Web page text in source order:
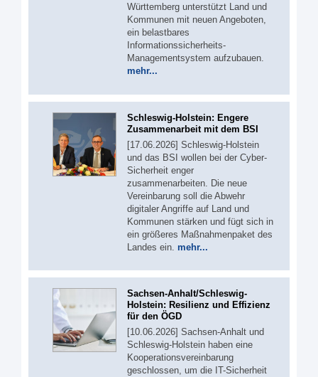
Württemberg unterstützt Land und
Kommunen mit neuen Angeboten,
ein belastbares
Informationssicherheits-
Managementsystem aufzubauen.
mehr...
Schleswig-Holstein: Engere
Zusammenarbeit mit dem BSI
[17.06.2026] Schleswig-Holstein
und das BSI wollen bei der Cyber-
Sicherheit enger
zusammenarbeiten. Die neue
Vereinbarung soll die Abwehr
digitaler Angriffe auf Land und
Kommunen stärken und fügt sich in
ein größeres Maßnahmenpaket des
Landes ein. mehr...
Sachsen-Anhalt/Schleswig-
Holstein: Resilienz und Effizienz
für den ÖGD
[10.06.2026] Sachsen-Anhalt und
Schleswig-Holstein haben eine
Kooperationsvereinbarung
geschlossen, um die IT-Sicherheit